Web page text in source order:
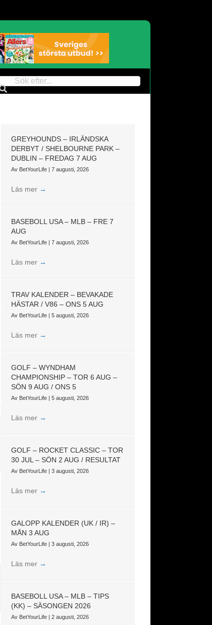
GREYHOUNDS – IRLÄNDSKA
DERBYT / SHELBOURNE PARK –
DUBLIN – FREDAG 7 AUG
Av BetYourLife |7 augusti, 2026
Läs mer →
BASEBOLL USA – MLB – FRE 7
AUG
Av BetYourLife |7 augusti, 2026
Läs mer →
TRAV KALENDER – BEVAKADE
HÄSTAR / V86 – ONS 5 AUG
Av BetYourLife |5 augusti, 2026
Läs mer →
GOLF – WYNDHAM
CHAMPIONSHIP – TOR 6 AUG –
SÖN 9 AUG / ONS 5
Av BetYourLife |5 augusti, 2026
Läs mer →
GOLF – ROCKET CLASSIC – TOR
30 JUL – SÖN 2 AUG / RESULTAT
Av BetYourLife |3 augusti, 2026
Läs mer →
GALOPP KALENDER (UK / IR) –
MÅN 3 AUG
Av BetYourLife |3 augusti, 2026
Läs mer →
BASEBOLL USA – MLB – TIPS
(KK) – SÄSONGEN 2026
Av BetYourLife |2 augusti, 2026